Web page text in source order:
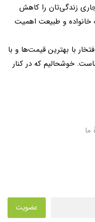
زندگی‌تان را کاهش
خانواده و طبیعت اهمیت
با بهترین قیمت‌ها و با
خوشحالیم که در کنار
ما
عضویت